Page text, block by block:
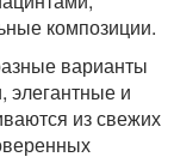
композиции.
варианты
элегантные и
из свежих